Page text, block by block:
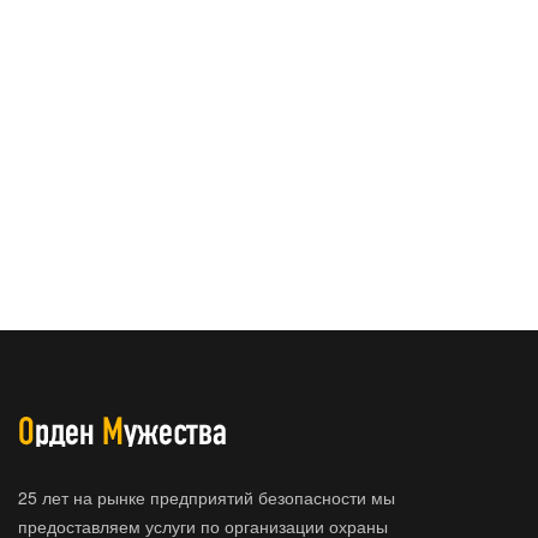
25 лет на рынке предприятий безопасности мы
предоставляем услуги по организации охраны